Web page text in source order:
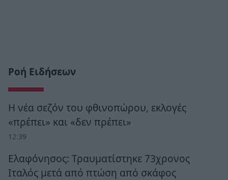
Ροή Ειδήσεων
Η νέα σεζόν του φθινοπώρου, εκλογές
«πρέπει» και «δεν πρέπει»
12:39
Ελαφόνησος: Τραυματίστηκε 73χρονος
Ιταλός μετά από πτώση από σκάφος